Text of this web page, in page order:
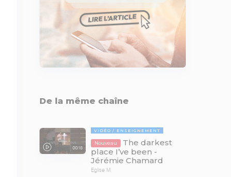
De la même chaîne
00:18
VIDÉO ENSEIGNEMENT
Nouveau
The darkest
place I’ve been -
Jérémie Chamard
Eglise M